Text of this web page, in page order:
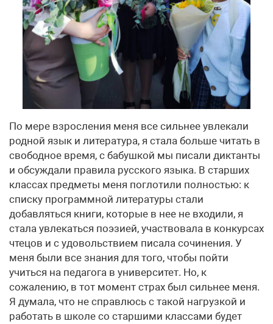
По мере взросления меня все сильнее увлекали
родной язык и литература, я стала больше читать в
свободное время, с бабушкой мы писали диктанты
и обсуждали правила русского языка. В старших
классах предметы меня поглотили полностью: к
списку программной литературы стали
добавляться книги, которые в нее не входили, я
стала увлекаться поэзией, участвовала в конкурсах
чтецов и с удовольствием писала сочинения. У
меня были все знания для того, чтобы пойти
учиться на педагога в университет. Но, к
сожалению, в тот момент страх был сильнее меня.
Я думала, что не справлюсь с такой нагрузкой и
работать в школе со старшими классами будет